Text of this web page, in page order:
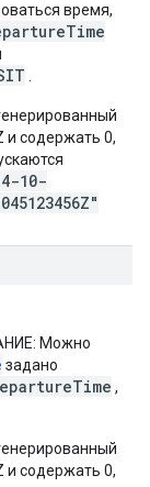
время,
и содержать 0,
10-
Можно
задано
,
и содержать 0,